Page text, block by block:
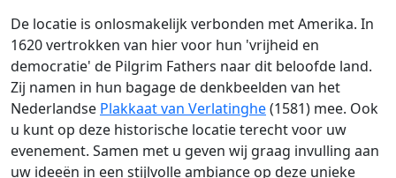
De locatie is onlosmakelijk verbonden met Amerika. In
1620 vertrokken van hier voor hun 'vrijheid en
democratie' de Pilgrim Fathers naar dit beloofde land.
Zij namen in hun bagage de denkbeelden van het
Nederlandse Plakkaat van Verlatinghe(1581) mee. Ook
u kunt op deze historische locatie terecht voor uw
evenement. Samen met u geven wij graag invulling aan
uw ideeën in een stijlvolle ambiance op deze unieke